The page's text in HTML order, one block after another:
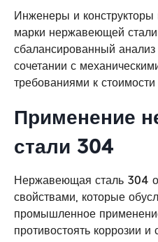
Инженеры и
марки нержавеющей
сбалансированный
сочетании с
требованиями к
Применение
стали 304
Нержавеющая сталь 304
свойствами, которые
промышленное
противостоять коррозии